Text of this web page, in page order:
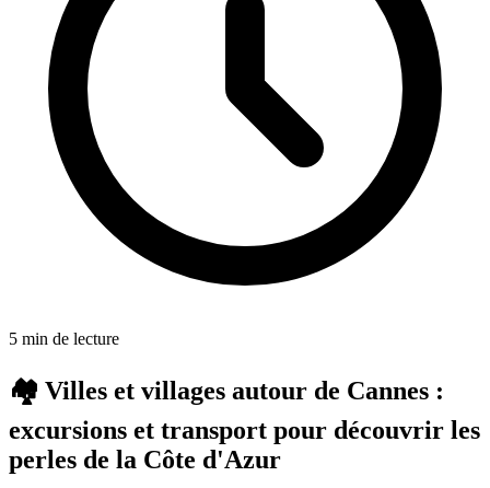
5 min de lecture
🏘️ Villes et villages autour de Cannes :
excursions et transport pour découvrir les
perles de la Côte d'Azur